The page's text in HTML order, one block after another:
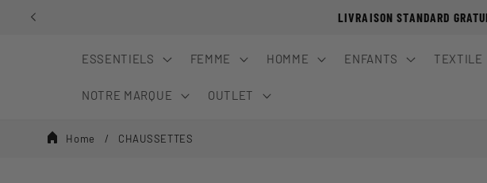
passer au
LIVRAISON STANDARD
ESSENTIELS FEMME HOMME ENFANTS TEXTILE
NOTRE MARQUE OUTLET
Home CHAUSSETTES